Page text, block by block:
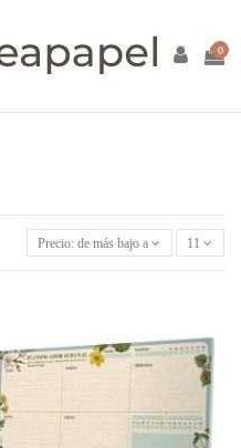
0
Precio: de más bajo a más alto11